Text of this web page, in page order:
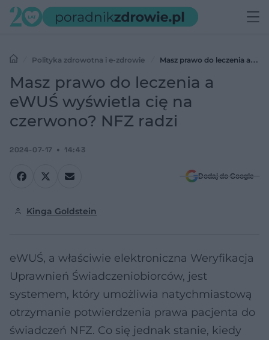
Polityka zdrowotna i e-zdrowie
Masz prawo do leczenia a
eWUŚ wyświetla cię na czerwono? NFZ radzi
Masz prawo do leczenia a
eWUŚ wyświetla cię na
czerwono? NFZ radzi
2024-07-17 14:43
Dodaj do Google
Kinga Goldstein
eWUŚ, a właściwie elektroniczna Weryfikacja
Uprawnień Świadczeniobiorców, jest
systemem, który umożliwia natychmiastową
otrzymanie potwierdzenia prawa pacjenta do
świadczeń NFZ. Co się jednak stanie, kiedy